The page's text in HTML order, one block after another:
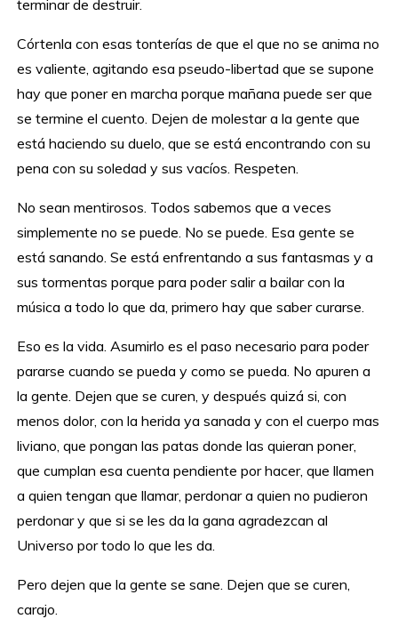
terminar de destruir.
Córtenla con esas tonterías de que el que no se anima no
es valiente, agitando esa pseudo-libertad que se supone
hay que poner en marcha porque mañana puede ser que
se termine el cuento. Dejen de molestar a la gente que
está haciendo su duelo, que se está encontrando con su
pena con su soledad y sus vacíos. Respeten.
No sean mentirosos. Todos sabemos que a veces
simplemente no se puede. No se puede. Esa gente se
está sanando. Se está enfrentando a sus fantasmas y a
sus tormentas porque para poder salir a bailar con la
música a todo lo que da, primero hay que saber curarse.
Eso es la vida. Asumirlo es el paso necesario para poder
pararse cuando se pueda y como se pueda. No apuren a
la gente. Dejen que se curen, y después quizá si, con
menos dolor, con la herida ya sanada y con el cuerpo mas
liviano, que pongan las patas donde las quieran poner,
que cumplan esa cuenta pendiente por hacer, que llamen
a quien tengan que llamar, perdonar a quien no pudieron
perdonar y que si se les da la gana agradezcan al
Universo por todo lo que les da.
Pero dejen que la gente se sane. Dejen que se curen,
carajo.